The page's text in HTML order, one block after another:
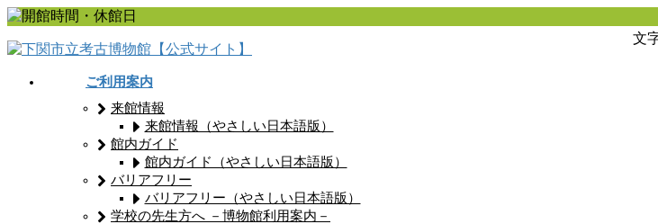
コ
テ
ナ
ゲ
文
ご利用案内
来館情報
来館情報（やさしい日本語版）
館内ガイド
館内ガイド（やさしい日本語版）
バリアフリー
バリアフリー（やさしい日本語版）
学校の先生方へ －博物館利用案内－